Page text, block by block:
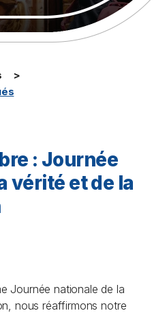
: Journée
vérité et de la
Journée nationale de la
nous réaffirmons notre